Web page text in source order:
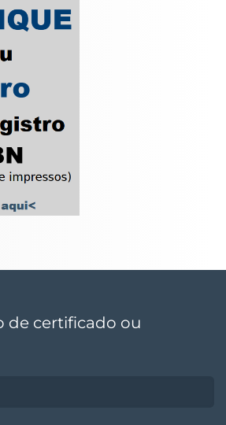
de certificado ou